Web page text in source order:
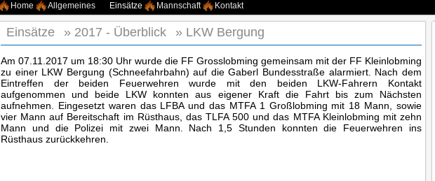
Home Allgemeines Einsätze Mannschaft Kontakt
Einsätze » 2017 - Überblick » LKW Bergung
Am 07.11.2017 um 18:30 Uhr wurde die FF Grosslobming gemeinsam mit der FF Kleinlobming
zu einer LKW Bergung (Schneefahrbahn) auf die Gaberl Bundesstraße alarmiert. Nach dem
Eintreffen der beiden Feuerwehren wurde mit den beiden LKW-Fahrern Kontakt
aufgenommen und beide LKW konnten aus eigener Kraft die Fahrt bis zum Nächsten
aufnehmen. Eingesetzt waren das LFBA und das MTFA 1 Großlobming mit 18 Mann, sowie
vier Mann auf Bereitschaft im Rüsthaus, das TLFA 500 und das MTFA Kleinlobming mit zehn
Mann und die Polizei mit zwei Mann. Nach 1,5 Stunden konnten die Feuerwehren ins
Rüsthaus zurückkehren.